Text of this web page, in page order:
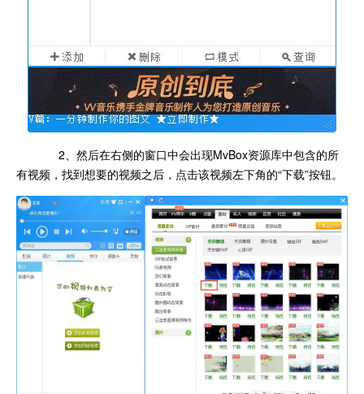
2、然后在右侧的窗口中会出现MvBox资源库中包含的所
有视频，找到想要的视频之后，点击该视频左下角的“下载”按钮。